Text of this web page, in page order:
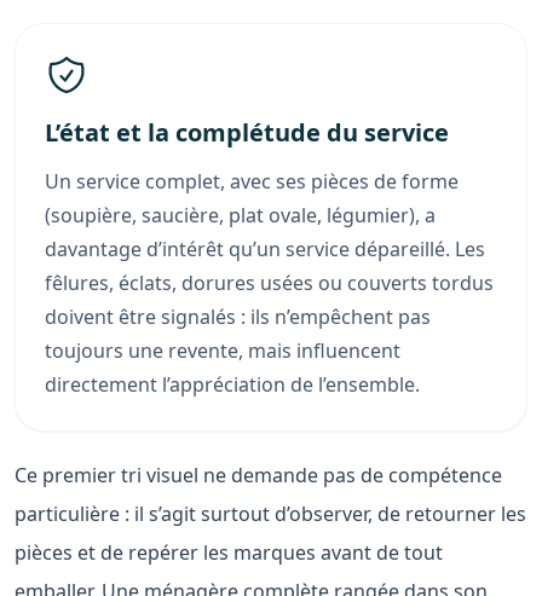
L’état et la complétude du service
Un service complet, avec ses pièces de forme
(soupière, saucière, plat ovale, légumier), a
davantage d’intérêt qu’un service dépareillé. Les
fêlures, éclats, dorures usées ou couverts tordus
doivent être signalés : ils n’empêchent pas
toujours une revente, mais influencent
directement l’appréciation de l’ensemble.
Ce premier tri visuel ne demande pas de compétence
particulière : il s’agit surtout d’observer, de retourner les
pièces et de repérer les marques avant de tout